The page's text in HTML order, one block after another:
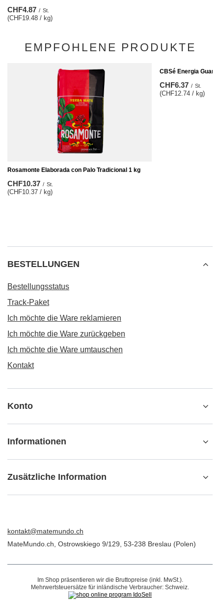
CHF4.87 / St.
(CHF19.48 / kg)
EMPFOHLENE PRODUKTE
Rosamonte Elaborada con Palo Tradicional 1 kg
CHF10.37 / St.
(CHF10.37 / kg)
CBSé Energia
CHF6.37 / St.
(CHF12.74 / kg)
BESTELLUNGEN
Bestellungsstatus
Track-Paket
Ich möchte die Ware reklamieren
Ich möchte die Ware zurückgeben
Ich möchte die Ware umtauschen
Kontakt
Konto
Informationen
Zusätzliche Information
kontakt@matemundo.ch
MateMundo.ch Ostrowskiego 9/129 53-238 Breslau (Polen)
Im Shop präsentieren wir die Bruttopreise (inkl. MwSt.).
Mehrwertsteuersätze für inländische Verbraucher: Schweiz.